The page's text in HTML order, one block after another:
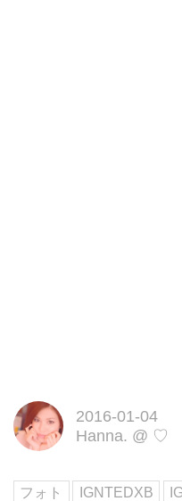
2016-01-04
Hanna. @ ♡
フォト IGNTEDXB